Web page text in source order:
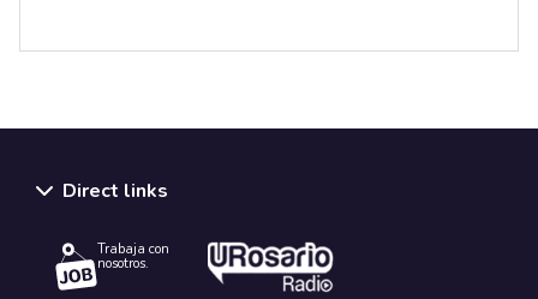
Direct links
Trabaja con
nosotros.